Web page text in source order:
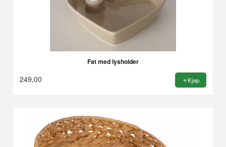
Fat med lysholder
249,00 Kjøp